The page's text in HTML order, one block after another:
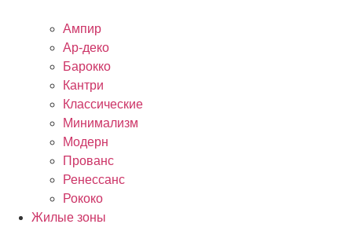
Ампир
Ар-деко
Барокко
Кантри
Классические
Минимализм
Модерн
Прованс
Ренессанс
Рококо
Жилые зоны